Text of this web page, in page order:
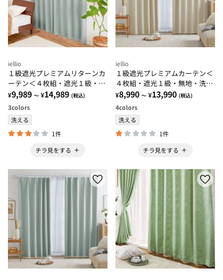
iellio
１級遮光プレミアムリターンカ
ーテン＜４枚組・遮光１級・無
地・洗える・形状記憶加工・新
生活・イージーオーダー＞
¥9,989 ～ ¥14,989 (税込)
3colors
洗える
1件
チラ見をする
iellio
１級遮光プレミアムカーテン＜
４枚組・遮光１級・無地・洗え
る・形状記憶加工・新生活・イ
ージーオーダー＞
¥8,990 ～ ¥13,990 (税込)
4colors
洗える
1件
チラ見をする